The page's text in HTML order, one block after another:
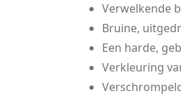
Verwelkende
Bruine,
Een harde,
Verkleuring